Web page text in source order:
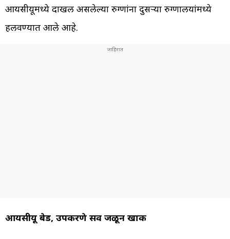
आयसीयूमध्ये दाखल असलेल्या रुग्णांना दुसऱ्या रुग्णालयांमध्ये
हलवण्यात आले आहे.
आयसीयू बेड, उपकरणे सर्व जळून खाक